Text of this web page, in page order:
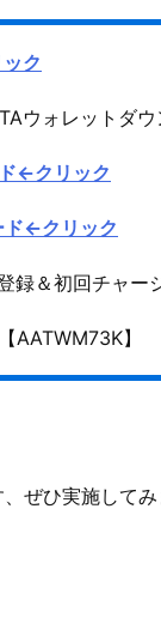
ク
ウォレットダ
←クリック
ド←クリック
録＆初回チャ
】
ぜひ実施してみ